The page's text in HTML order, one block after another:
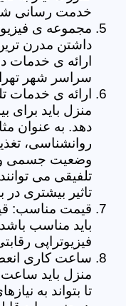
خدمت رسانی
مجموعه ی
داشتن مدرن
ارائه ی خدمات
سراسر شهر
ارائه ی خدمات
منزل باید برای
دهد. به عنوان
روانشناسی،
وضعیت جسمی
تلفیقی می
تاثیر بیشتری در
قیمت مناسب:
باید مناسب
فیزیوتراپی
ساعت کاری
منزل باید
تا بتواند به